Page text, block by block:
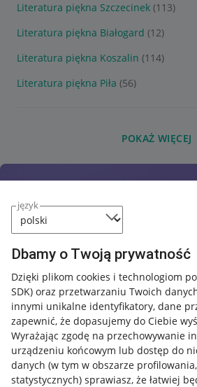
język
Dbamy o Twoją prywatność
Dzięki plikom cookies i technologiom
SDK) oraz przetwarzaniu Twoich
innymi unikalne identyfikatory, dane
zapewnić, że dopasujemy do Ciebie
Wyrażając zgodę na przechowywanie
urządzeniu końcowym lub dostęp do
danych (w tym w obszarze
statystycznych) sprawiasz, że łatwiej
Literatura piękna Szczecinek (113)
Literatura piękna Białogard (12)
Literatura piękna Koszalin (114)
Literatura piękna Piła (56)
POKAŻ WIĘCEJ